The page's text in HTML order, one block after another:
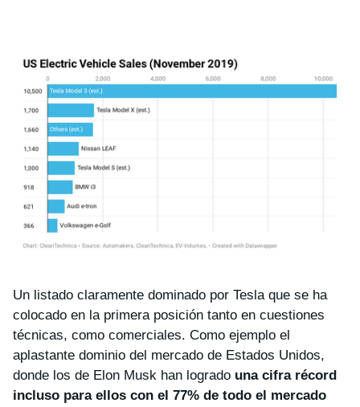
Un listado claramente dominado por Tesla que se ha
colocado en la primera posición tanto en cuestiones
técnicas, como comerciales. Como ejemplo el
aplastante dominio del mercado de Estados Unidos,
donde los de Elon Musk han logrado una cifra récord
incluso para ellos con el 77% de todo el mercado